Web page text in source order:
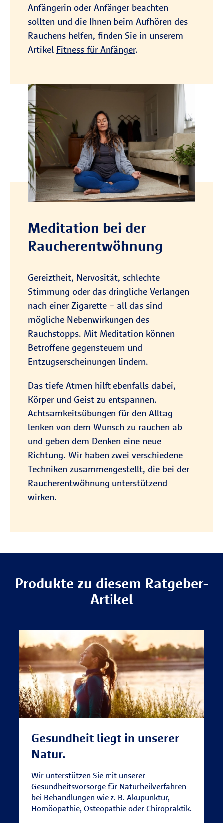
Anfängerin oder Anfänger beachten
sollten und die Ihnen beim Aufhören des
Rauchens helfen, finden Sie in unserem
Artikel Fitness für Anfänger.
Meditation bei der
Raucherentwöhnung
Gereiztheit, Nervosität, schlechte
Stimmung oder das dringliche Verlangen
nach einer Zigarette – all das sind
mögliche Nebenwirkungen des
Rauchstopps. Mit Meditation können
Betroffene gegensteuern und
Entzugserscheinungen lindern.
Das tiefe Atmen hilft ebenfalls dabei,
Körper und Geist zu entspannen.
Achtsamkeitsübungen für den Alltag
lenken von dem Wunsch zu rauchen ab
und geben dem Denken eine neue
Richtung. Wir haben zwei verschiedene
Techniken zusammengestellt, die bei der
Raucherentwöhnung unterstützend
wirken.
Produkte zu diesem Ratgeber-
Artikel
Gesundheit liegt in unserer
Natur.
Wir unterstützen Sie mit unserer
Gesundheitsvorsorge für Naturheilverfahren
bei Behandlungen wie z. B. Akupunktur,
Homöopathie, Osteopathie oder Chiropraktik.